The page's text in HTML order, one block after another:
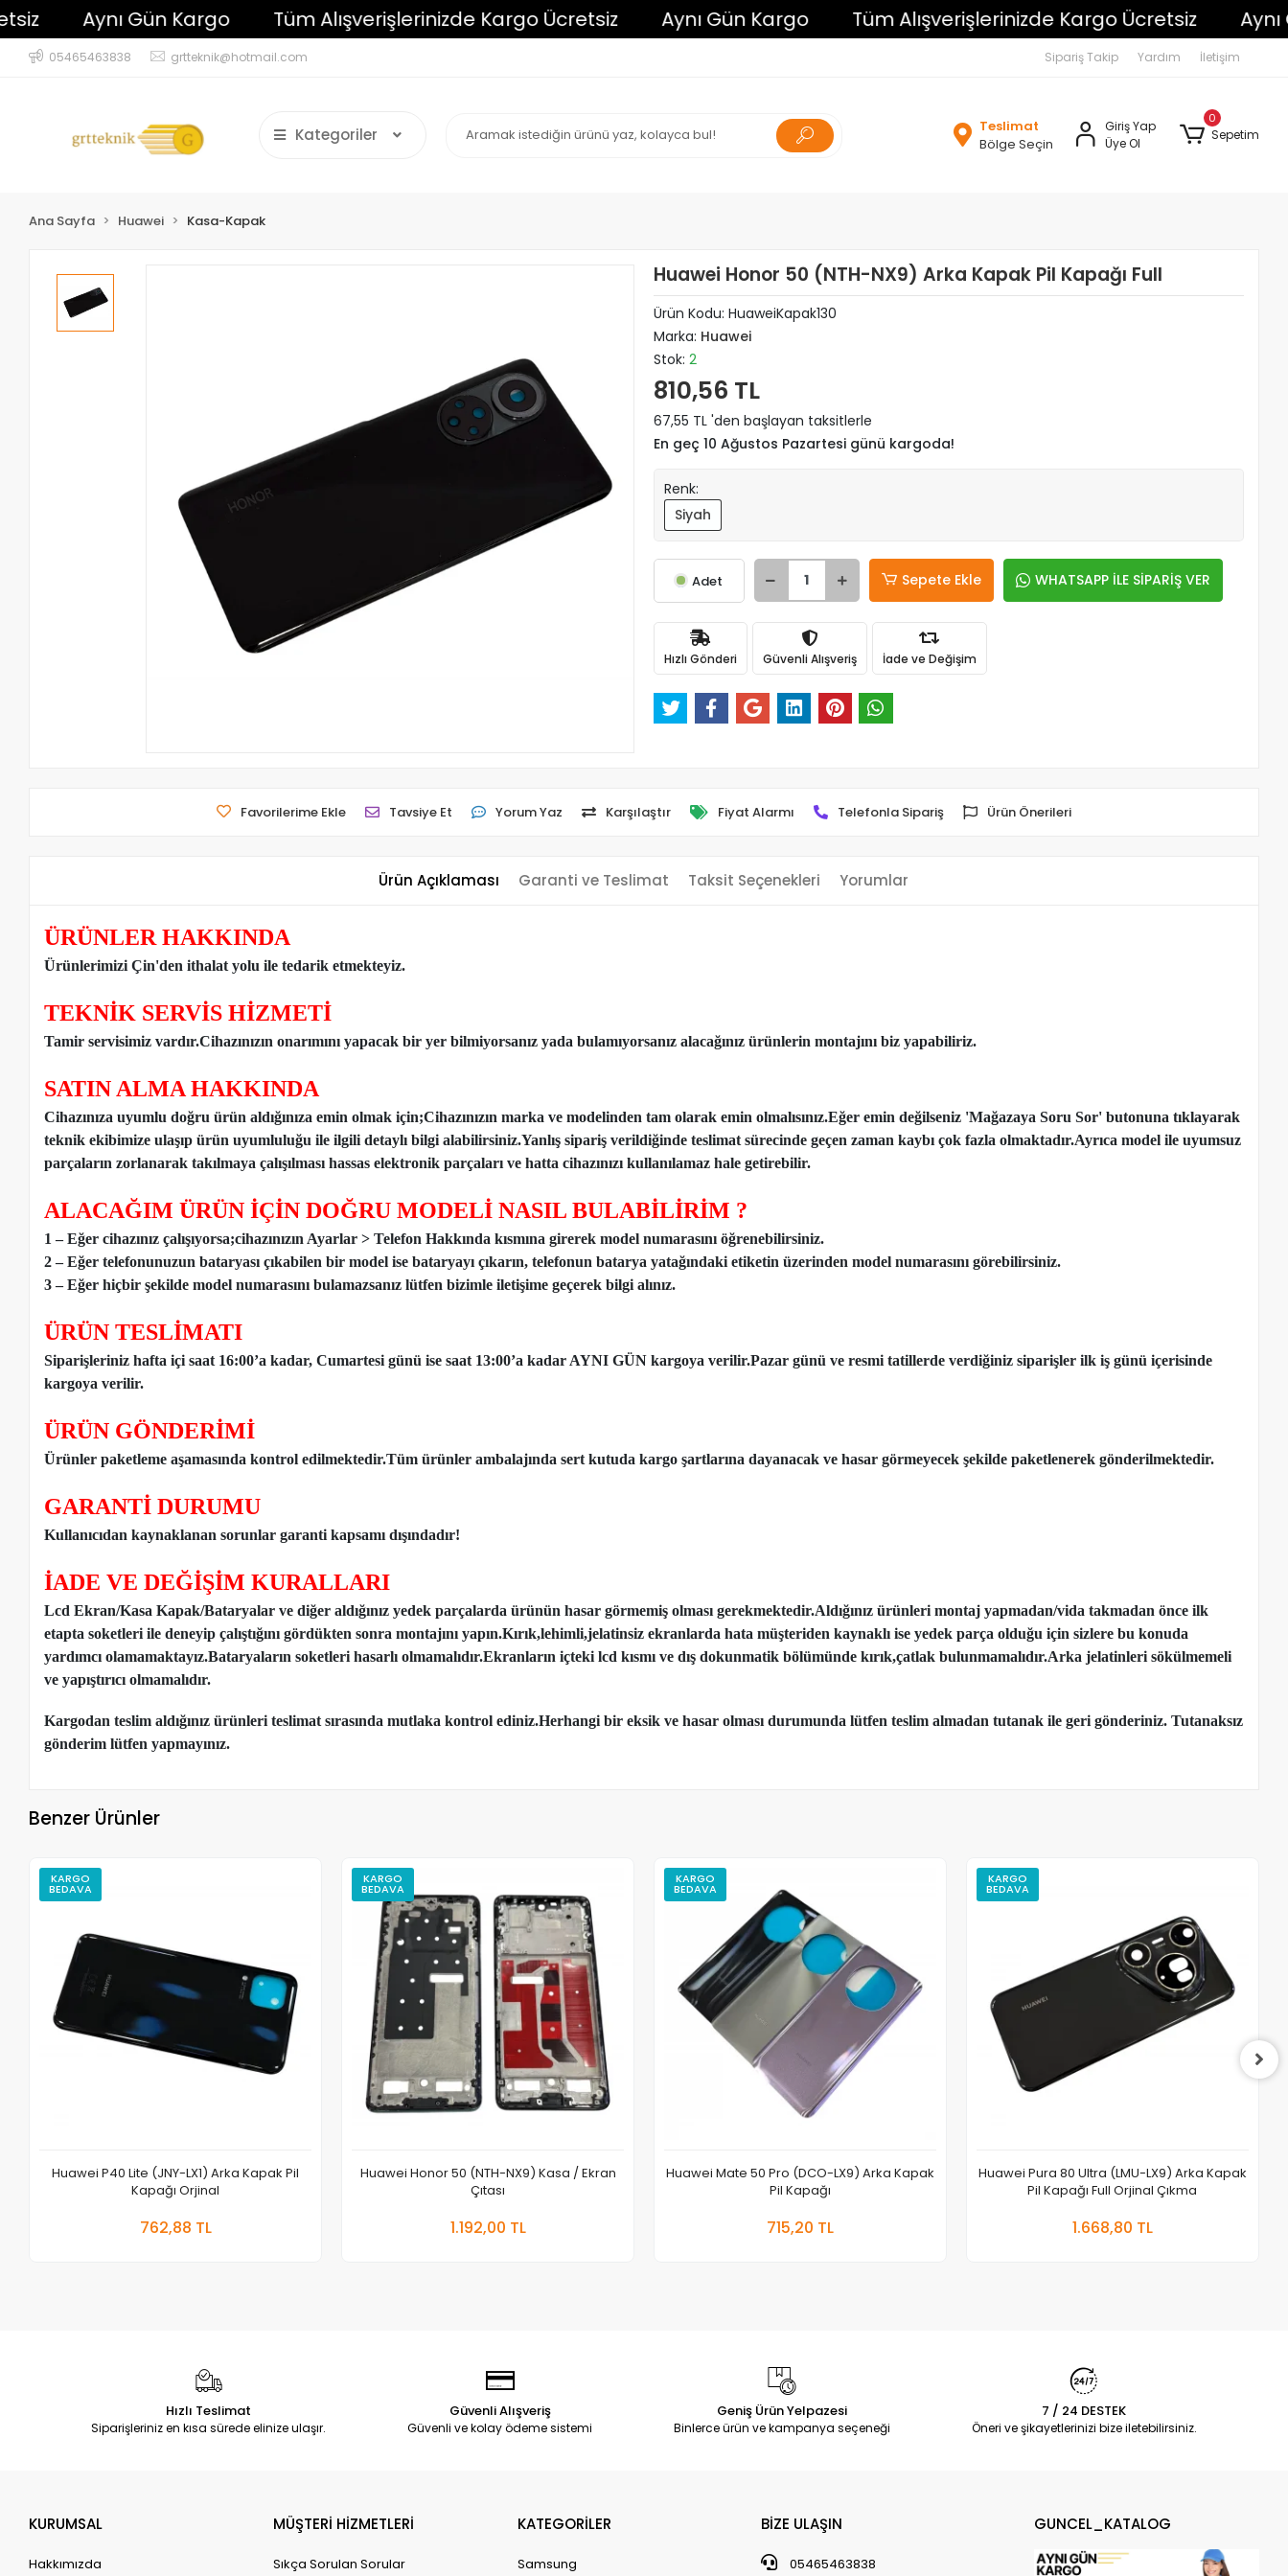
Aynı Gün Kargo Tüm Alışverişlerinizde Kargo Ücretsiz Aynı Gün Kargo Tüm Alışverişlerinizde Kargo Ücretsiz Aynı
05465463838 grtteknik@hotmail.com Sipariş Takip Yardım İletişim
Kategoriler
Teslimat
Bölge Seçin
Giriş Yap
Üye Ol
0
Sepetim
Ana Sayfa Huawei Kasa-Kapak
Huawei Honor 50 (NTH-NX9) Arka Kapak Pil Kapağı Full
Ürün Kodu: HuaweiKapak130
Marka: Huawei
Stok: 2
810,56 TL
67,55 TL 'den başlayan taksitlerle
En geç 10 Ağustos Pazartesi günü kargoda!
Renk:
Siyah
Adet Sepete Ekle WHATSAPP İLE SİPARİŞ VER
Hızlı Gönderi Güvenli Alışveriş İade ve Değişim
Favorilerime Ekle Tavsiye Et Yorum Yaz Karşılaştır Fiyat Alarmı Telefonla Sipariş Ürün Önerileri
Ürün Açıklaması Garanti ve Teslimat Taksit Seçenekleri Yorumlar
ÜRÜNLER HAKKINDA
Ürünlerimizi Çin'den ithalat yolu ile tedarik etmekteyiz.
TEKNİK SERVİS HİZMETİ
Tamir servisimiz vardır.Cihazınızın onarımını yapacak bir yer bilmiyorsanız yada bulamıyorsanız alacağınız ürünlerin montajını biz yapabiliriz.
SATIN ALMA HAKKINDA
Cihazınıza uyumlu doğru ürün aldığınıza emin olmak için;Cihazınızın marka ve modelinden tam olarak emin olmalısınız.Eğer emin değilseniz 'Mağazaya Soru Sor' butonuna tıklayarak
teknik ekibimize ulaşıp ürün uyumluluğu ile ilgili detaylı bilgi alabilirsiniz.Yanlış sipariş verildiğinde teslimat sürecinde geçen zaman kaybı çok fazla olmaktadır.Ayrıca model ile uyumsuz
parçaların zorlanarak takılmaya çalışılması hassas elektronik parçaları ve hatta cihazınızı kullanılamaz hale getirebilir.
ALACAĞIM ÜRÜN İÇİN DOĞRU MODELİ NASIL BULABİLİRİM ?
1 – Eğer cihazınız çalışıyorsa;cihazınızın Ayarlar > Telefon Hakkında kısmına girerek model numarasını öğrenebilirsiniz.
2 – Eğer telefonunuzun bataryası çıkabilen bir model ise bataryayı çıkarın, telefonun batarya yatağındaki etiketin üzerinden model numarasını görebilirsiniz.
3 – Eğer hiçbir şekilde model numarasını bulamazsanız lütfen bizimle iletişime geçerek bilgi alınız.
ÜRÜN TESLİMATI
Siparişleriniz hafta içi saat 16:00’a kadar, Cumartesi günü ise saat 13:00’a kadar AYNI GÜN kargoya verilir.Pazar günü ve resmi tatillerde verdiğiniz siparişler ilk iş günü içerisinde
kargoya verilir.
ÜRÜN GÖNDERİMİ
Ürünler paketleme aşamasında kontrol edilmektedir.Tüm ürünler ambalajında sert kutuda kargo şartlarına dayanacak ve hasar görmeyecek şekilde paketlenerek gönderilmektedir.
GARANTİ DURUMU
Kullanıcıdan kaynaklanan sorunlar garanti kapsamı dışındadır!
İADE VE DEĞİŞİM KURALLARI
Lcd Ekran/Kasa Kapak/Bataryalar ve diğer aldığınız yedek parçalarda ürünün hasar görmemiş olması gerekmektedir.Aldığınız ürünleri montaj yapmadan/vida takmadan önce ilk
etapta soketleri ile deneyip çalıştığını gördükten sonra montajını yapın.Kırık,lehimli,jelatinsiz ekranlarda hata müşteriden kaynaklı ise yedek parça olduğu için sizlere bu konuda
yardımcı olamamaktayız.Bataryaların soketleri hasarlı olmamalıdır.Ekranların içteki lcd kısmı ve dış dokunmatik bölümünde kırık,çatlak bulunmamalıdır.Arka jelatinleri sökülmemeli
ve yapıştırıcı olmamalıdır.
Kargodan teslim aldığınız ürünleri teslimat sırasında mutlaka kontrol ediniz.Herhangi bir eksik ve hasar olması durumunda lütfen teslim almadan tutanak ile geri gönderiniz. Tutanaksız
gönderim lütfen yapmayınız.
Benzer Ürünler
KARGO
BEDAVA
Huawei P40 Lite (JNY-LX1) Arka Kapak Pil
Kapağı Orjinal
762,88 TL
KARGO
BEDAVA
Huawei Honor 50 (NTH-NX9) Kasa / Ekran
Çıtası
1.192,00 TL
KARGO
BEDAVA
Huawei Mate 50 Pro (DCO-LX9) Arka Kapak
Pil Kapağı
715,20 TL
KARGO
BEDAVA
Huawei Pura 80 Ultra (LMU-LX9) Arka Kapak
Pil Kapağı Full Orjinal Çıkma
1.668,80 TL
Hızlı Teslimat
Siparişleriniz en kısa sürede elinize ulaşır.
Güvenli Alışveriş
Güvenli ve kolay ödeme sistemi
Geniş Ürün Yelpazesi
Binlerce ürün ve kampanya seçeneği
7 / 24 DESTEK
Öneri ve şikayetlerinizi bize iletebilirsiniz.
KURUMSAL
Hakkımızda
MÜŞTERİ HİZMETLERİ
Sıkça Sorulan Sorular
KATEGORİLER
Samsung
BİZE ULAŞIN
05465463838
GUNCEL_KATALOG